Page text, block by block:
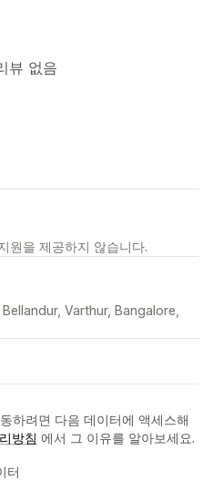
뷰 없음
원을 제공하지 않습니다.
Varthur, Bangalore,
하려면 다음 데이터에 액세스해
방침 에서 그 이유를 알아보세요.
터